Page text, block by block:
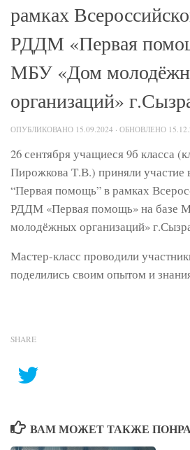
рамках
РДДМ «Первая
МБУ «Дом
организаций»
ОПУБЛИКОВАНО 15.09.2024 · ОБНОВЛЕНО
26 сентября учащиеся 9б класса
Пирожкова Т.В.) приняли участие
“Первая помощь” в рамках
РДДМ «Первая помощь» на базе
молодёжных организаций»
Мастер-класс проводили
поделились своим опытом и
SHARE
ВАМ МОЖЕТ ТАКЖЕ